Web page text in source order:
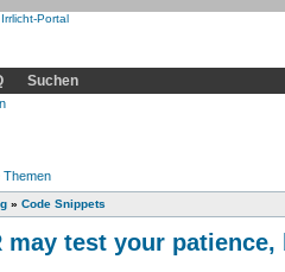
Suchen
Themen
» Code Snippets
may test your